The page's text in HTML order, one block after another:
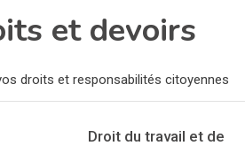
et devoirs
droits et responsabilités citoyennes
Droit du travail et de